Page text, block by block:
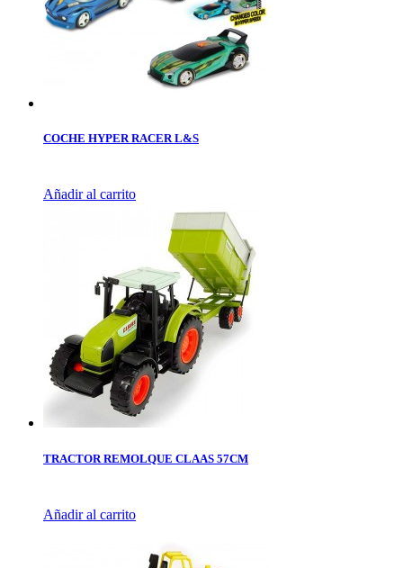
COCHE HYPER RACER L&S
Añadir al carrito
TRACTOR REMOLQUE CLAAS 57CM
Añadir al carrito